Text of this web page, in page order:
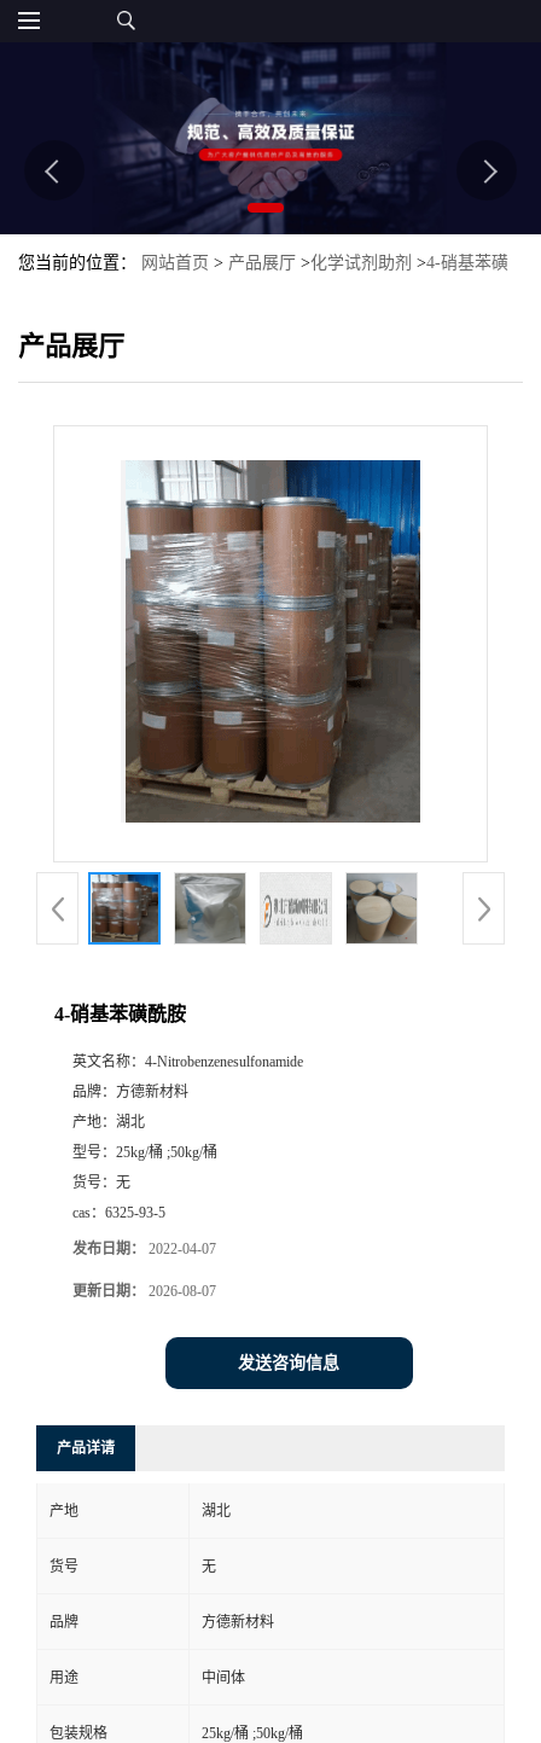
您当前的位置： 网站首页 > 产品展厅 >化学试剂助剂 >4-硝基苯磺
产品展厅
4-硝基苯磺酰胺
英文名称： 4-Nitrobenzenesulfonamide
品牌： 方德新材料
产地： 湖北
型号： 25kg/桶 ;50kg/桶
货号： 无
cas： 6325-93-5
发布日期： 2022-04-07
更新日期： 2026-08-07
发送咨询信息
产品详请
产地 湖北
货号 无
品牌 方德新材料
用途 中间体
包装规格 25kg/桶 ;50kg/桶